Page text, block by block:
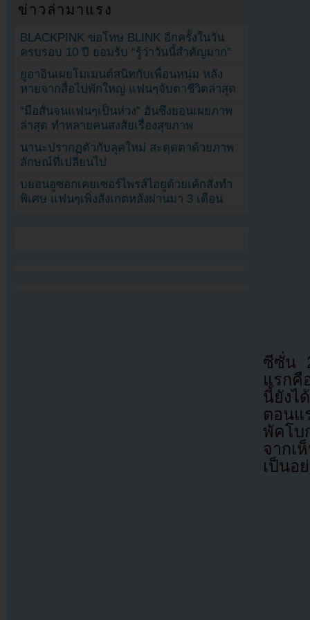
ซีซั่น
แรกคื
นี้ยังไ
ตอนแ
พัคโบ
จากเ
เป็นอ
ข่าวล่ามาแรง
BLACKPINK ขอโทษ BLINK อีกครั้งในวัน
ครบรอบ 10 ปี ยอมรับ “รู้ว่าวันนี้สำคัญมาก”
ยูอาอินเผยโมเมนต์สนิทกับเพื่อนหนุ่ม หลัง
หายจากสื่อไปพักใหญ่ แฟนๆจับตาชีวิตล่าสุด
“มือสั่นจนแฟนๆเป็นห่วง” ฮันซึงยอนเผยภาพ
ล่าสุด ทำหลายคนสงสัยเรื่องสุขภาพ
นานะปรากฏตัวกับลุคใหม่ สะดุดตาด้วยภาพ
ลักษณ์ที่เปลี่ยนไป
บยอนอูซอกเคยเซอร์ไพรส์ไอยูด้วยเค้กสั่งทำ
พิเศษ แฟนๆเพิ่งสังเกตหลังผ่านมา 3 เดือน